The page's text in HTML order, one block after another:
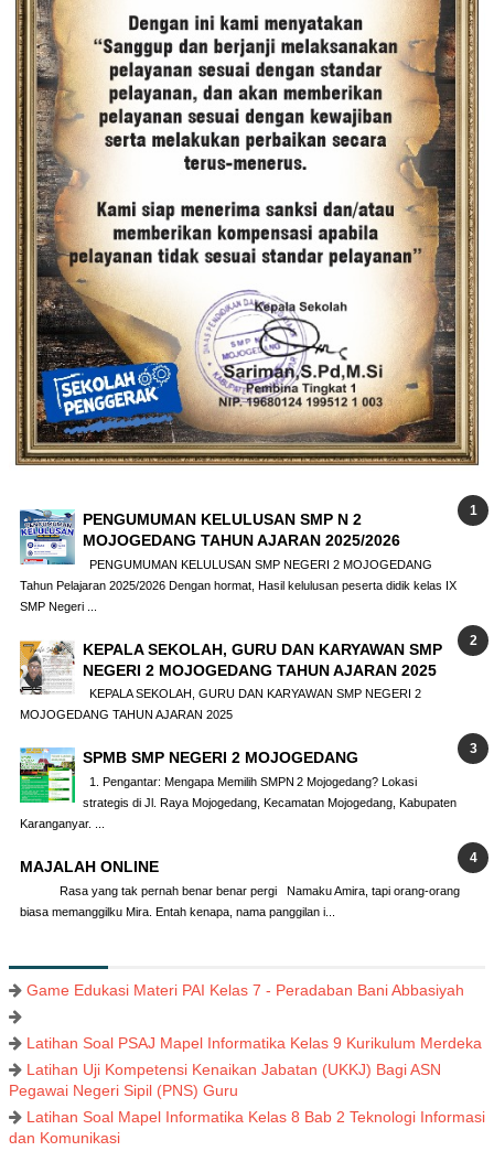
PENGUMUMAN KELULUSAN SMP N 2
MOJOGEDANG TAHUN AJARAN 2025/2026
PENGUMUMAN KELULUSAN SMP NEGERI 2 MOJOGEDANG
Tahun Pelajaran 2025/2026 Dengan hormat, Hasil kelulusan peserta didik kelas IX
SMP Negeri ...
KEPALA SEKOLAH, GURU DAN KARYAWAN SMP
NEGERI 2 MOJOGEDANG TAHUN AJARAN 2025
KEPALA SEKOLAH, GURU DAN KARYAWAN SMP NEGERI 2
MOJOGEDANG TAHUN AJARAN 2025
SPMB SMP NEGERI 2 MOJOGEDANG
1. Pengantar: Mengapa Memilih SMPN 2 Mojogedang? Lokasi
strategis di Jl. Raya Mojogedang, Kecamatan Mojogedang, Kabupaten
Karanganyar. ...
MAJALAH ONLINE
Rasa yang tak pernah benar benar pergi Namaku Amira, tapi orang-orang
biasa memanggilku Mira. Entah kenapa, nama panggilan i...
Game Edukasi Materi PAI Kelas 7 - Peradaban Bani Abbasiyah
Latihan Soal PSAJ Mapel Informatika Kelas 9 Kurikulum Merdeka
Latihan Uji Kompetensi Kenaikan Jabatan (UKKJ) Bagi ASN
Pegawai Negeri Sipil (PNS) Guru
Latihan Soal Mapel Informatika Kelas 8 Bab 2 Teknologi Informasi
dan Komunikasi